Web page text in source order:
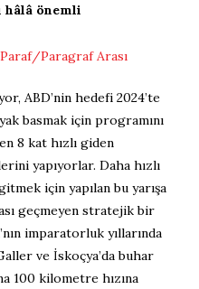
hâlâ önemli
ABD’nin hedefi 2024’te
basmak için programını
8 kat hızlı giden
yapıyorlar. Daha hızlı
için yapılan bu yarışa
geçmeyen stratejik bir
imparatorluk yıllarında
ve İskoçya’da buhar
100 kilometre hızına